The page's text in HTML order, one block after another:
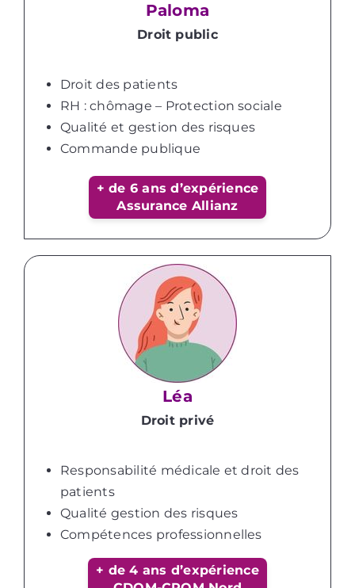
Paloma
Droit public
Droit des patients
RH : chômage – Protection sociale
Qualité et gestion des risques
Commande publique
+ de 6 ans d’expérience
Assurance Allianz
Léa
Droit privé
Responsabilité médicale et droit des
patients
Qualité gestion des risques
Compétences professionnelles
+ de 4 ans d’expérience